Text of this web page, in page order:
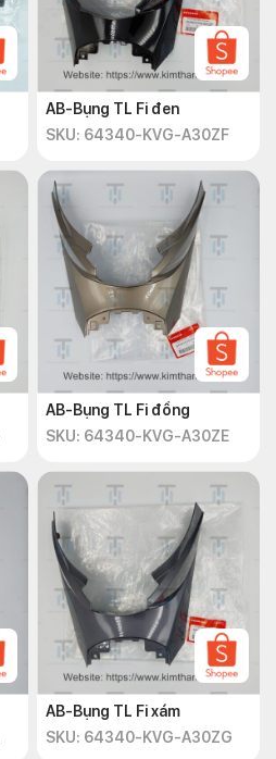
AB-Bụng TL Fi đen
SKU: 64340-KVG-A30ZF
AB-Bụng TL Fi đồng
SKU: 64340-KVG-A30ZE
AB-Bụng TL Fi xám
SKU: 64340-KVG-A30ZG